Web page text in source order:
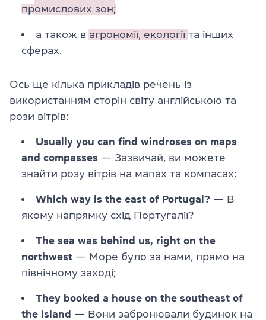
промислових зон;
а також в агрономії, екології та інших
сферах.
Ось ще кілька прикладів речень із
використанням сторін світу англійською та
рози вітрів:
Usually you can find windroses on maps
and compasses — Зазвичай, ви можете
знайти розу вітрів на мапах та компасах;
Which way is the east of Portugal? — В
якому напрямку схід Португалії?
The sea was behind us, right on the
northwest — Море було за нами, прямо на
північному заході;
They booked a house on the southeast of
the island — Вони забронювали будинок на